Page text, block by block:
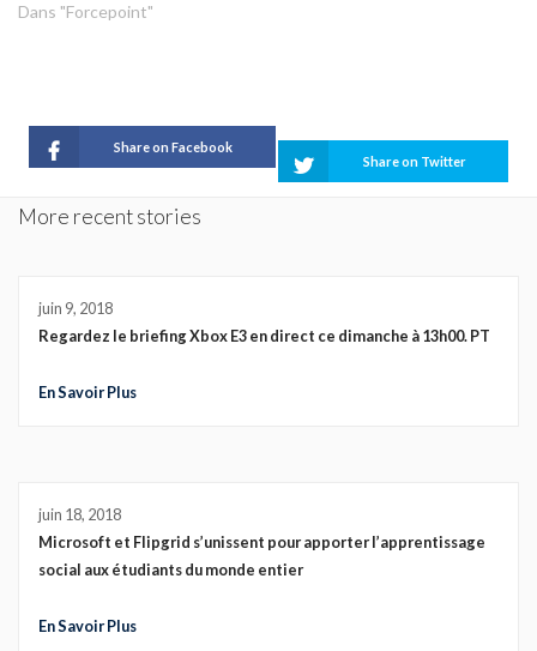
Dans "Forcepoint"
Share on Facebook
Share on Twitter
More recent stories
juin 9, 2018
Regardez le briefing Xbox E3 en direct ce dimanche à 13h00. PT
En Savoir Plus
juin 18, 2018
Microsoft et Flipgrid s’unissent pour apporter l’apprentissage
social aux étudiants du monde entier
En Savoir Plus